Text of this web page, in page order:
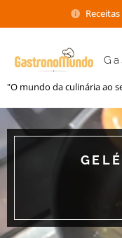
"O mundo da culinária ao